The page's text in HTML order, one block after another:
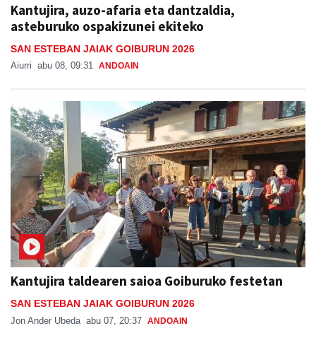
Kantujira, auzo-afaria eta dantzaldia,
asteburuko ospakizunei ekiteko
SAN ESTEBAN JAIAK GOIBURUN 2026
Aiurri abu 08, 09:31 ANDOAIN
Kantujira taldearen saioa Goiburuko festetan
SAN ESTEBAN JAIAK GOIBURUN 2026
Jon Ander Ubeda abu 07, 20:37 ANDOAIN